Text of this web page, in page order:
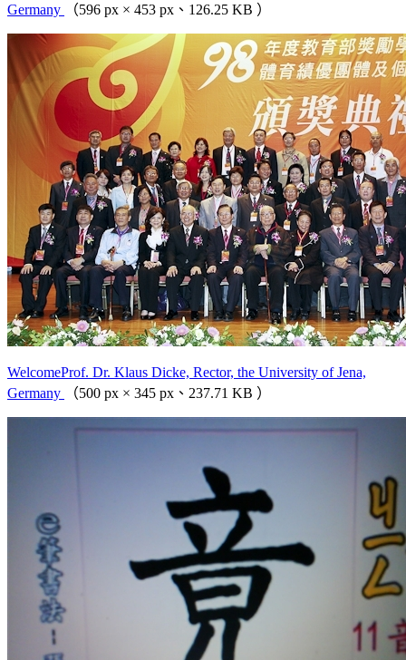
Germany
（596 px × 453 px、126.25 KB ）
WelcomeProf. Dr. Klaus Dicke, Rector, the University of Jena,
Germany
（500 px × 345 px、237.71 KB ）